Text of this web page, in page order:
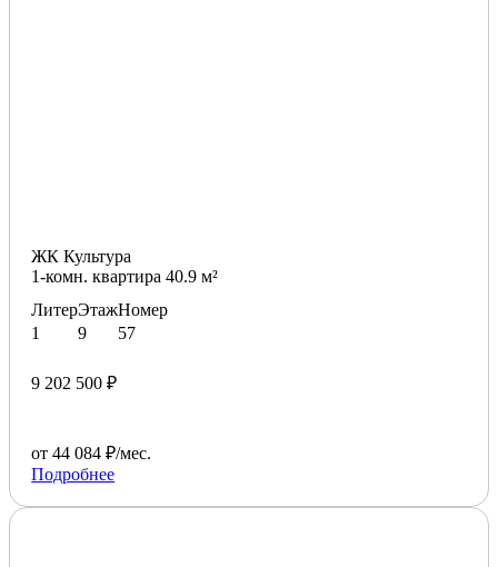
ЖК Культура
1-комн. квартира 40.9 м²
Литер
1
Этаж
9
Номер
57
9 202 500 ₽
от 44 084 ₽/мес.
Подробнее